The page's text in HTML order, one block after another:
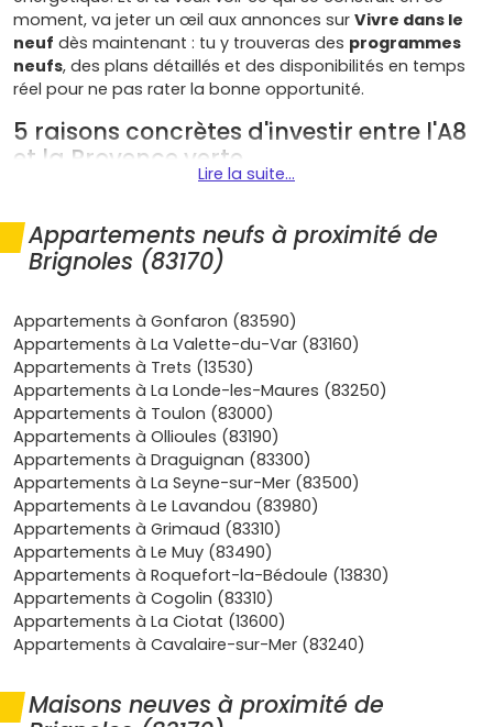
moment, va jeter un œil aux annonces sur Vivre dans le
neuf dès maintenant : tu y trouveras des programmes
neufs, des plans détaillés et des disponibilités en temps
réel pour ne pas rater la bonne opportunité.
5 raisons concrètes d'investir entre l'A8
et la Provence verte
un excellent choix pour ton projet :
Emplacements stratégiques
scolaires et autour de l'axeA8. Tu profites d'un accès
rapide àAix-en-ProvenceetToulon, et de bus
interurbains pratiques pour les trajets du quotidien.
Dynamisme économique local
: le parc d'activités
Nicopolisattire PME et services. Résultat : une
demande locativerégulière de la part des actifs,
idéale pour viser unrendement locatif
Cadre de vie recherché : soleil, marchés
provençaux, vignobles et collines de la
verte… Vivre à Brignoles, c'est un rythme paisible à
30–40 minutes des grandes villes.
Confort et normes: en RE 2020 ouRT 2012
appartement neuf à Brignoles te garantit une
excellente isolation , moins de bruits et des
maîtrisées.
Avantages financiers :frais de notaire réduits
accédants et, selon éligibilité, dispositifs type
Lire la suite...
Appartements neufs à proximité de
Brignoles (83170)
Appartements à Gonfaron (83590)
Appartements à La Valette-du-Var (83160)
Appartements à Trets (13530)
Appartements à La Londe-les-Maures (83250)
Appartements à Toulon (83000)
Appartements à Ollioules (83190)
Appartements à Draguignan (83300)
Appartements à La Seyne-sur-Mer (83500)
Appartements à Le Lavandou (83980)
Appartements à Grimaud (83310)
Appartements à Le Muy (83490)
Appartements à Roquefort-la-Bédoule (13830)
Appartements à Cogolin (83310)
Appartements à La Ciotat (13600)
Appartements à Cavalaire-sur-Mer (83240)
Maisons neuves à proximité de